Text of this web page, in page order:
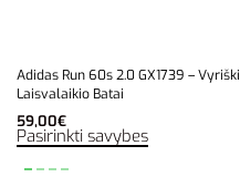
Adidas Run 60s 2.0 GX1739 – Vyriški
Laisvalaikio Batai
59,00€
Pasirinkti savybes